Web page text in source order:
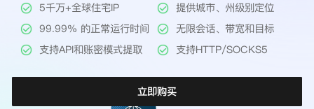
帮助中心
5千万+全球住宅IP
提供城市、州级别定位
99.99% 的正常运行时间
无限会话、带宽和目标
支持API和账密模式提取
支持HTTP/SOCKS5
立即购买